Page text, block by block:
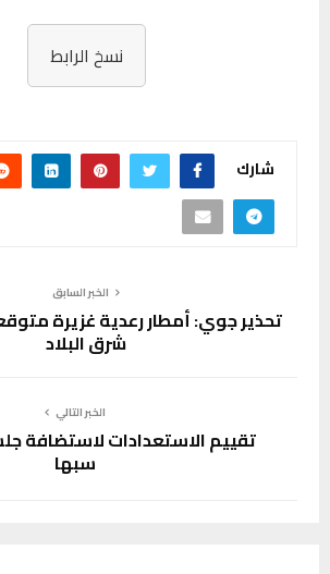
نسخ الرابط
شارك
الخبر السابق
تحذير جوي: أمطار رعدية غزيرة
شرق البلاد
الخبر التالي
تقييم الاستعدادات لاستضافة
سبها